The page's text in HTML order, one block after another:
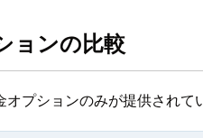
ョンの比較
プションのみが提供されて